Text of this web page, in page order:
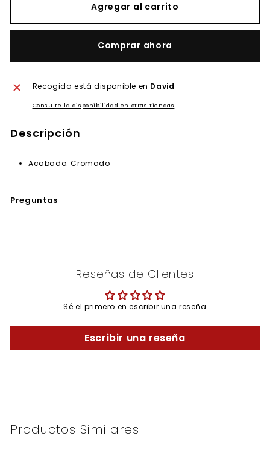
Agregar al carrito
Comprar ahora
Recogida está disponible en David
Consulte la disponibilidad en otras tiendas
Descripción
Acabado: Cromado
Preguntas
Reseñas de Clientes
Sé el primero en escribir una reseña
Escribir una reseña
Productos Similares